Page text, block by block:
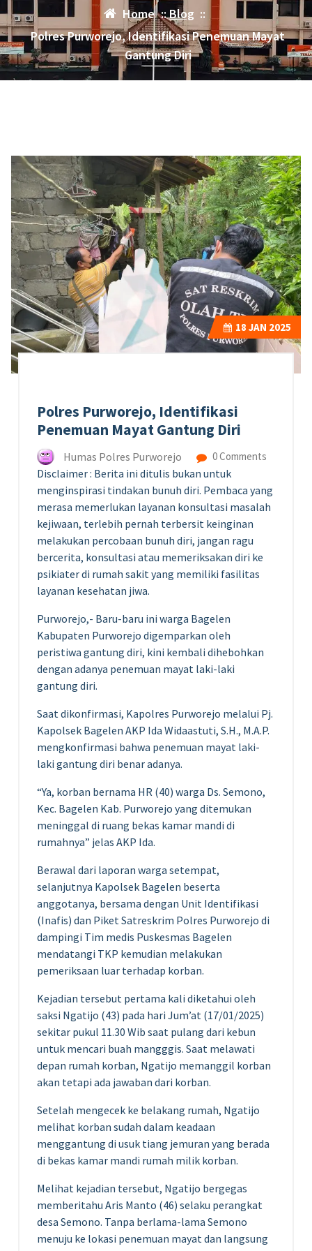
Home ::Blog ::
Polres Purworejo, Identifikasi Penemuan Mayat
Gantung Diri
Polres Purworejo, Identifikasi
Penemuan Mayat Gantung Diri
18 JAN 2025
Humas Polres Purworejo 0 Comments
Disclaimer : Berita ini ditulis bukan untuk
menginspirasi tindakan bunuh diri. Pembaca yang
merasa memerlukan layanan konsultasi masalah
kejiwaan, terlebih pernah terbersit keinginan
melakukan percobaan bunuh diri, jangan ragu
bercerita, konsultasi atau memeriksakan diri ke
psikiater di rumah sakit yang memiliki fasilitas
layanan kesehatan jiwa.
Purworejo,- Baru-baru ini warga Bagelen
Kabupaten Purworejo digemparkan oleh
peristiwa gantung diri, kini kembali dihebohkan
dengan adanya penemuan mayat laki-laki
gantung diri.
Saat dikonfirmasi, Kapolres Purworejo melalui Pj.
Kapolsek Bagelen AKP Ida Widaastuti, S.H., M.A.P.
mengkonfirmasi bahwa penemuan mayat laki-
laki gantung diri benar adanya.
“Ya, korban bernama HR (40) warga Ds. Semono,
Kec. Bagelen Kab. Purworejo yang ditemukan
meninggal di ruang bekas kamar mandi di
rumahnya” jelas AKP Ida.
Berawal dari laporan warga setempat,
selanjutnya Kapolsek Bagelen beserta
anggotanya, bersama dengan Unit Identifikasi
(Inafis) dan Piket Satreskrim Polres Purworejo di
dampingi Tim medis Puskesmas Bagelen
mendatangi TKP kemudian melakukan
pemeriksaan luar terhadap korban.
Kejadian tersebut pertama kali diketahui oleh
saksi Ngatijo (43) pada hari Jum’at (17/01/2025)
sekitar pukul 11.30 Wib saat pulang dari kebun
untuk mencari buah mangggis. Saat melawati
depan rumah korban, Ngatijo memanggil korban
akan tetapi ada jawaban dari korban.
Setelah mengecek ke belakang rumah, Ngatijo
melihat korban sudah dalam keadaan
menggantung di usuk tiang jemuran yang berada
di bekas kamar mandi rumah milik korban.
Melihat kejadian tersebut, Ngatijo bergegas
memberitahu Aris Manto (46) selaku perangkat
desa Semono. Tanpa berlama-lama Semono
menuju ke lokasi penemuan mayat dan langsung